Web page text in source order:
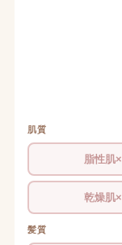
肌質
脂性肌×
乾燥肌×
髪質